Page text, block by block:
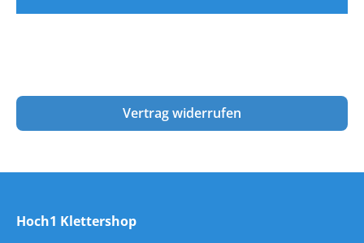
Vertrag widerrufen
Hoch1 Klettershop